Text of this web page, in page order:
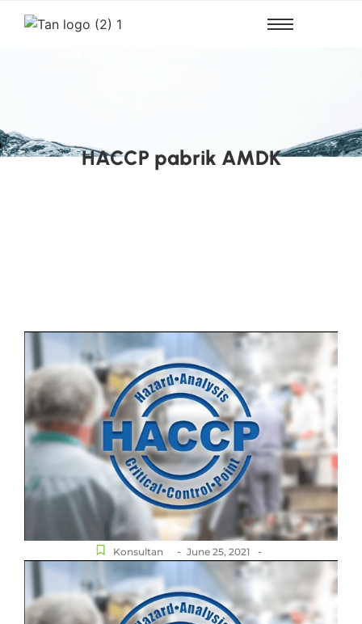
HACCP pabrik AMDK
Konsultan - June 25, 2021 -